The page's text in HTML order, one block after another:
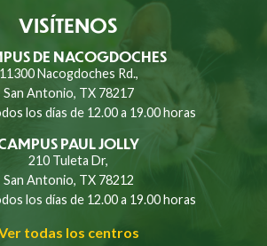
VISÍTENOS
DE NACOGDOCHES
11300 Nacogdoches Rd.,
San Antonio, TX 78217
los días de 12.00 a 19.00 horas
PAUL JOLLY
210 Tuleta Dr,
San Antonio, TX 78212
los días de 12.00 a 19.00 horas
todas los centros